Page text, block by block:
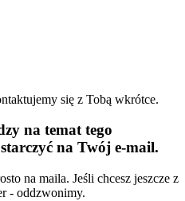
się z Tobą wkrótce.
na temat tego
na Twój e-mail.
na maila. Jeśli chcesz jeszcze z
- oddzwonimy.